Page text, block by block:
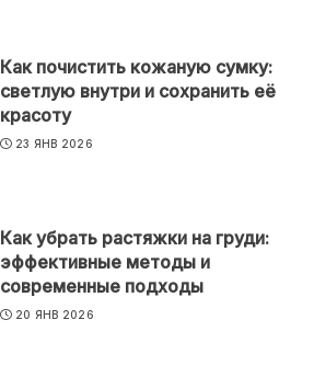
Как почистить кожаную сумку:
светлую внутри и сохранить её
красоту
23 ЯНВ 2026
Как убрать растяжки на груди:
эффективные методы и
современные подходы
20 ЯНВ 2026